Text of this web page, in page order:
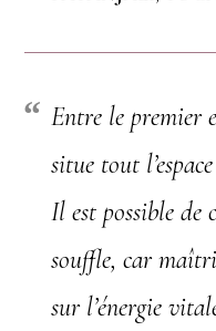
Entre le premier
situe tout
Il est possible de
souffle, car
sur l’énergie